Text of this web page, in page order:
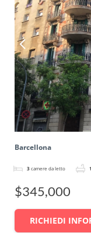
Barcellona
3 camere da letto 1
$345,000
RICHIEDI